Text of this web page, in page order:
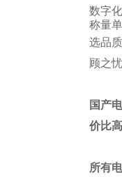
数字
称量
选品
顾之
国产
价比
所有